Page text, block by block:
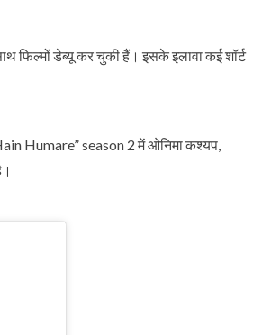
फिल्मों डेब्यू कर चुकी हैं। इसके इलावा कई शॉर्ट
Humare” season 2 में ओनिमा कश्यप,